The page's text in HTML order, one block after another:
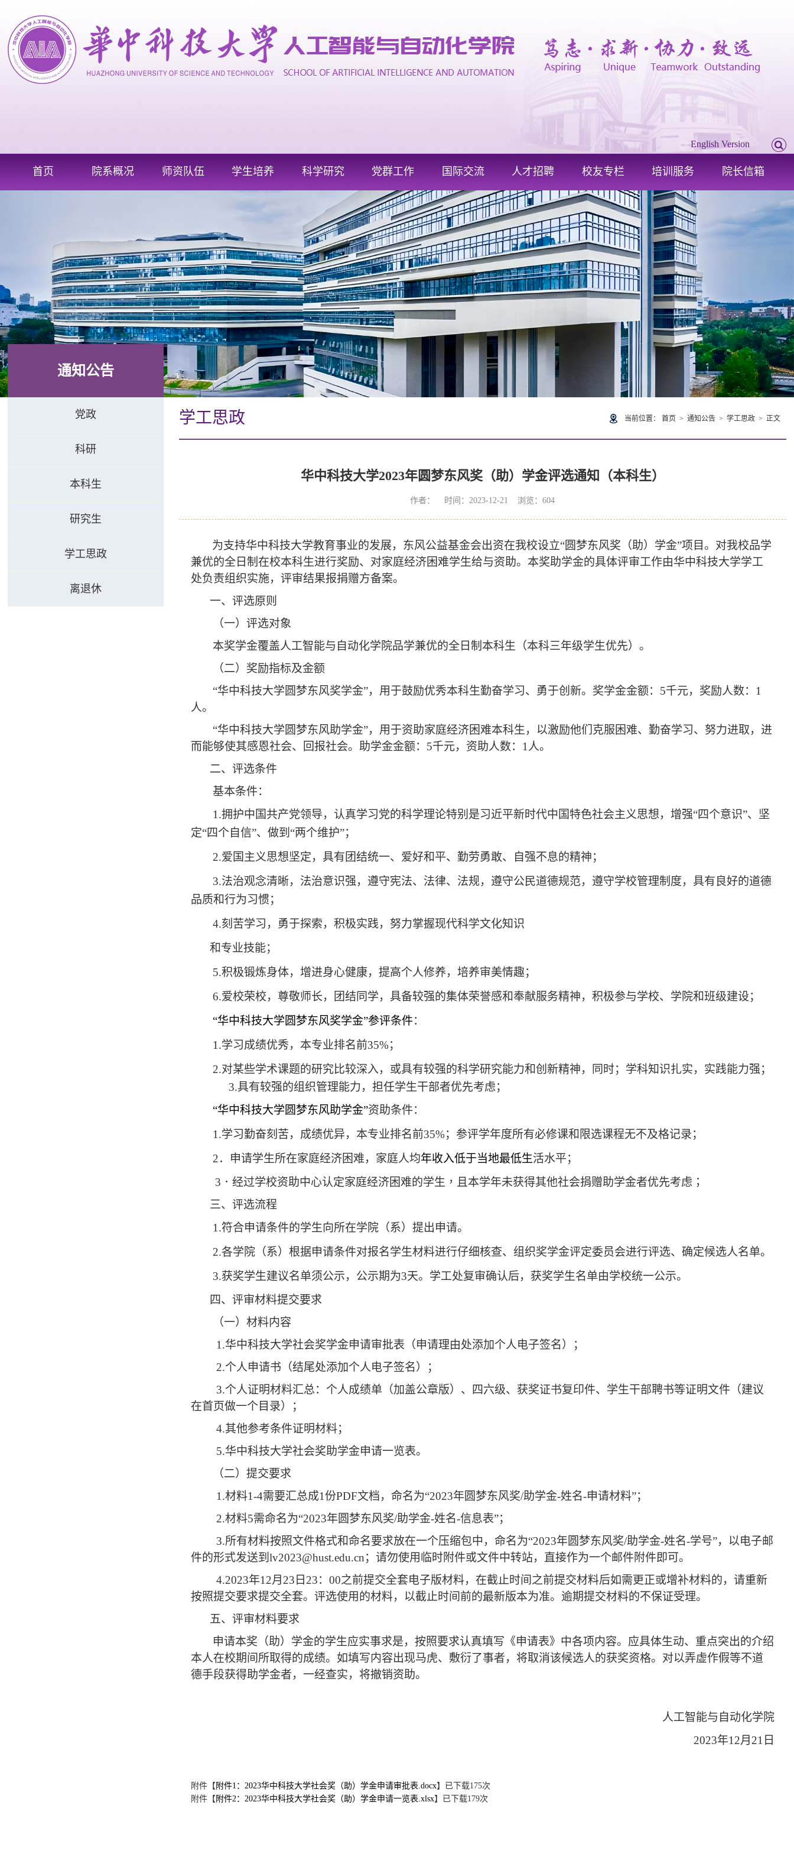
English Version
首页 院系概况 师资队伍 学生培养 科学研究 党群工作 国际交流 人才招聘 校友专栏 培训服务 院长信箱
通知公告
党政
科研
本科生
研究生
学工思政
离退休
学工思政 当前位置： 首页 > 通知公告> 学工思政> 正文
华中科技大学2023年圆梦东风奖（助）学金评选通知（本科生）
作者： 时间：2023-12-21 浏览：604
为支持华中科技大学教育事业的发展，东风公益基金会出资在我校设立“圆梦东风奖（助）学金”项目。对我校品学
兼优的全日制在校本科生进行奖励、对家庭经济困难学生给与资助。本奖助学金的具体评审工作由华中科技大学学工
处负责组织实施，评审结果报捐赠方备案。
一、评选原则
（一）评选对象
本奖学金覆盖人工智能与自动化学院品学兼优的全日制本科生（本科三年级学生优先） 。
（二）奖励指标及金额
“华中科技大学圆梦东风奖学金”，用于鼓励优秀本科生勤奋学习、勇于创新。奖学金金额： 5千元，奖励人数： 1
人。
“华中科技大学圆梦东风助学金”，用于资助家庭经济困难本科生，以激励他们克服困难、勤奋学习、努力进取，进
而能够使其感恩社会、回报社会。助学金金额： 5千元，资助人数： 1 人。
二、评选条件
基本条件：
1.拥护中国共产党领导，认真学习党的科学理论特别是习近平新时代中国特色社会主义思想，增强“四个意识”、坚
定“四个自信”、做到“两个维护”；
2.爱国主义思想坚定，具有团结统一、爱好和平、勤劳勇敢、自强不息的精神；
3.法治观念清晰，法治意识强，遵守宪法、法律、法规，遵守公民道德规范，遵守学校管理制度，具有良好的道德
品质和行为习惯；
4.刻苦学习，勇于探索，积极实践，努力掌握现代科学文化知识
和专业技能；
5.积极锻炼身体，增进身心健康，提高个人修养，培养审美情趣；
6.爱校荣校，尊敬师长，团结同学，具备较强的集体荣誉感和奉献服务精神，积极参与学校、学院和班级建设；
“华中科技大学圆梦东风奖学金”参评条件：
1.学习成绩优秀，本专业排名前35%；
2.对某些学术课题的研究比较深入，或具有较强的科学研究能力和创新精神，同时；学科知识扎实，实践能力强；
3.具有较强的组织管理能力，担任学生干部者优先考虑；
“华中科技大学圆梦东风助学金”资助条件：
1.学习勤奋刻苦，成绩优异，本专业排名前35%；参评学年度所有必修课和限选课程无不及格记录；
2．申请学生所在家庭经济困难，家庭人均年收入低于当地最低生活水平；
3．经过学校资助中心认定家庭经济困难的学生，且本学年未获得其他社会捐赠助学金者优先考虑；
三、评选流程
1.符合申请条件的学生向所在学院（系）提出申请。
2.各学院（系）根据申请条件对报名学生材料进行仔细核查、组织奖学金评定委员会进行评选、确定候选人名单。
3.获奖学生建议名单须公示，公示期为3天。学工处复审确认后，获奖学生名单由学校统一公示。
四、评审材料提交要求
（一）材料内容
1.华中科技大学社会奖学金申请审批表（申请理由处添加个人电子签名）；
2.个人申请书（结尾处添加个人电子签名）；
3.个人证明材料汇总：个人成绩单（加盖公章版）、四六级、获奖证书复印件、学生干部聘书等证明文件（建议
在首页做一个目录）；
4.其他参考条件证明材料；
5.华中科技大学社会奖助学金申请一览表。
（二）提交要求
1.材料1-4需要汇总成1份PDF文档，命名为“2023年圆梦东风奖/助学金-姓名-申请材料”；
2.材料5需命名为“2023年圆梦东风奖/助学金-姓名-信息表”；
3.所有材料按照文件格式和命名要求放在一个压缩包中，命名为“2023年圆梦东风奖/助学金-姓名-学号”，以电子邮
件的形式发送到lv2023@hust.edu.cn；请勿使用临时附件或文件中转站，直接作为一个邮件附件即可。
4.2023年12月 23 日 23：00之前提交全套电子版材料，在截止时间之前提交材料后如需更正或增补材料的，请重新
按照提交要求提交全套。评选使用的材料，以截止时间前的最新版本为准。逾期提交材料的不保证受理。
五、评审材料要求
申请本奖（助）学金的学生应实事求是，按照要求认真填写《申请表》中各项内容。应具体生动、重点突出的介绍
本人在校期间所取得的成绩。如填写内容出现马虎、敷衍了事者，将取消该候选人的获奖资格。对以弄虚作假等不道
德手段获得助学金者，一经查实，将撤销资助。
人工智能与自动化学院
2023年12月 21 日
附件【 附件1：2023华中科技大学社会奖（助）学金申请审批表.docx】已下载175次
附件【 附件2：2023华中科技大学社会奖（助）学金申请一览表.xlsx】已下载179次